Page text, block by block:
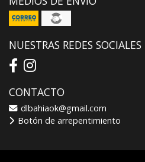
NUESTRAS REDES SOCIALES
CONTACTO
dlbahiaok@gmail.com
Botón de arrepentimiento